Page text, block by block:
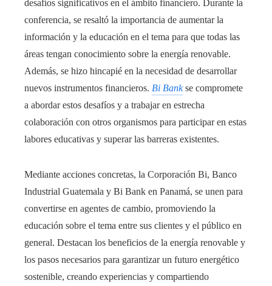
desafíos significativos en el ámbito financiero. Durante la
conferencia, se resaltó la importancia de aumentar la
información y la educación en el tema para que todas las
áreas tengan conocimiento sobre la energía renovable.
Además, se hizo hincapié en la necesidad de desarrollar
nuevos instrumentos financieros. Bi Bankse compromete
a abordar estos desafíos y a trabajar en estrecha
colaboración con otros organismos para participar en estas
labores educativas y superar las barreras existentes.
Mediante acciones concretas, la Corporación Bi, Banco
Industrial Guatemala y Bi Bank en Panamá, se unen para
convertirse en agentes de cambio, promoviendo la
educación sobre el tema entre sus clientes y el público en
general. Destacan los beneficios de la energía renovable y
los pasos necesarios para garantizar un futuro energético
sostenible, creando experiencias y compartiendo